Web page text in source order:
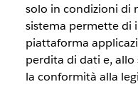
solo in condizioni di
sistema permette di
piattaforma
perdita di dati e,
la conformità alla